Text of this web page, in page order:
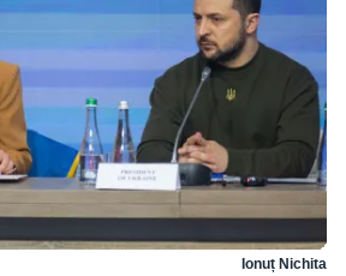
Ionuț Nichita